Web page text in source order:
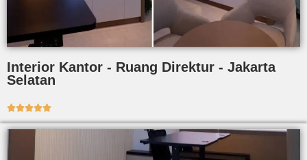
Interior Kantor - Ruang Direktur - Jakarta
Selatan
